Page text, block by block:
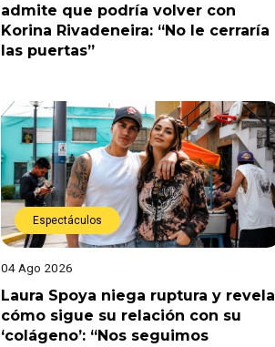
admite que podría volver con
Korina Rivadeneira: “No le cerraría
las puertas”
Espectáculos
04 Ago 2026
Laura Spoya niega ruptura y revela
cómo sigue su relación con su
‘colágeno’: “Nos seguimos